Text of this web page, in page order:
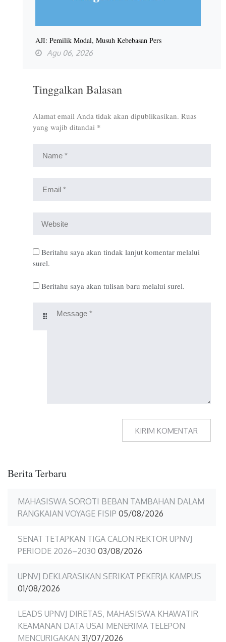
AJI: Pemilik Modal, Musuh Kebebasan Pers
Agu 06, 2026
Tinggalkan Balasan
Alamat email Anda tidak akan dipublikasikan. Ruas
yang wajib ditandai *
Beritahu saya akan tindak lanjut komentar melalui
surel.
Beritahu saya akan tulisan baru melalui surel.
Berita Terbaru
MAHASISWA SOROTI BEBAN TAMBAHAN DALAM
RANGKAIAN VOYAGE FISIP 05/08/2026
SENAT TETAPKAN TIGA CALON REKTOR UPNVJ
PERIODE 2026–2030 03/08/2026
UPNVJ DEKLARASIKAN SERIKAT PEKERJA KAMPUS
01/08/2026
LEADS UPNVJ DIRETAS, MAHASISWA KHAWATIR
KEAMANAN DATA USAI MENERIMA TELEPON
MENCURIGAKAN 31/07/2026